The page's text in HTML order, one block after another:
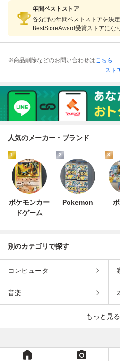
年間ベストストア
各分野の年間ベストストアを決
BestStoreAward受賞ストアにな
※商品削除などのお問い合わせはこちら
スト
人気のメーカー・ブランド
1
ポケモンカー
ドゲーム
2
Pokemon
3
別のカテゴリで探す
コンピュータ
音楽
もっと見る